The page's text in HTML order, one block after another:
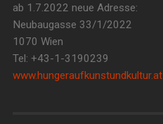
ab 1.7.2022 neue Adresse:
Neubaugasse 33/1/2022
1070 Wien
Tel: +43-1-3190239
www.hungeraufkunstundkultur.at